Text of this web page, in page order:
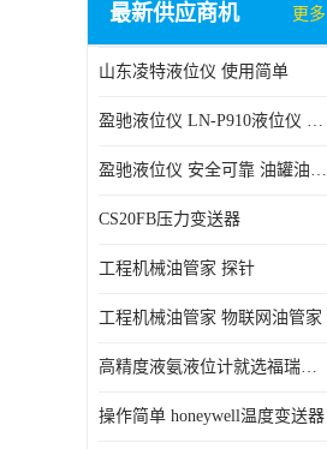
最新供应商机 更多
山东凌特液位仪 使用简单
盈驰液位仪 LN-P910液位仪 安全可靠
盈驰液位仪 安全可靠 油罐油位检测
CS20FB压力变送器
工程机械油管家 探针
工程机械油管家 物联网油管家
高精度液氨液位计就选福瑞德仪表
操作简单 honeywell温度变送器